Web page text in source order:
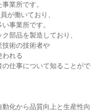
業所です。
が働いており、
事業所です。
部品を製造しており、
技術の技術者や
われる
仕事について知ることがで
化から品質向上と生産性向